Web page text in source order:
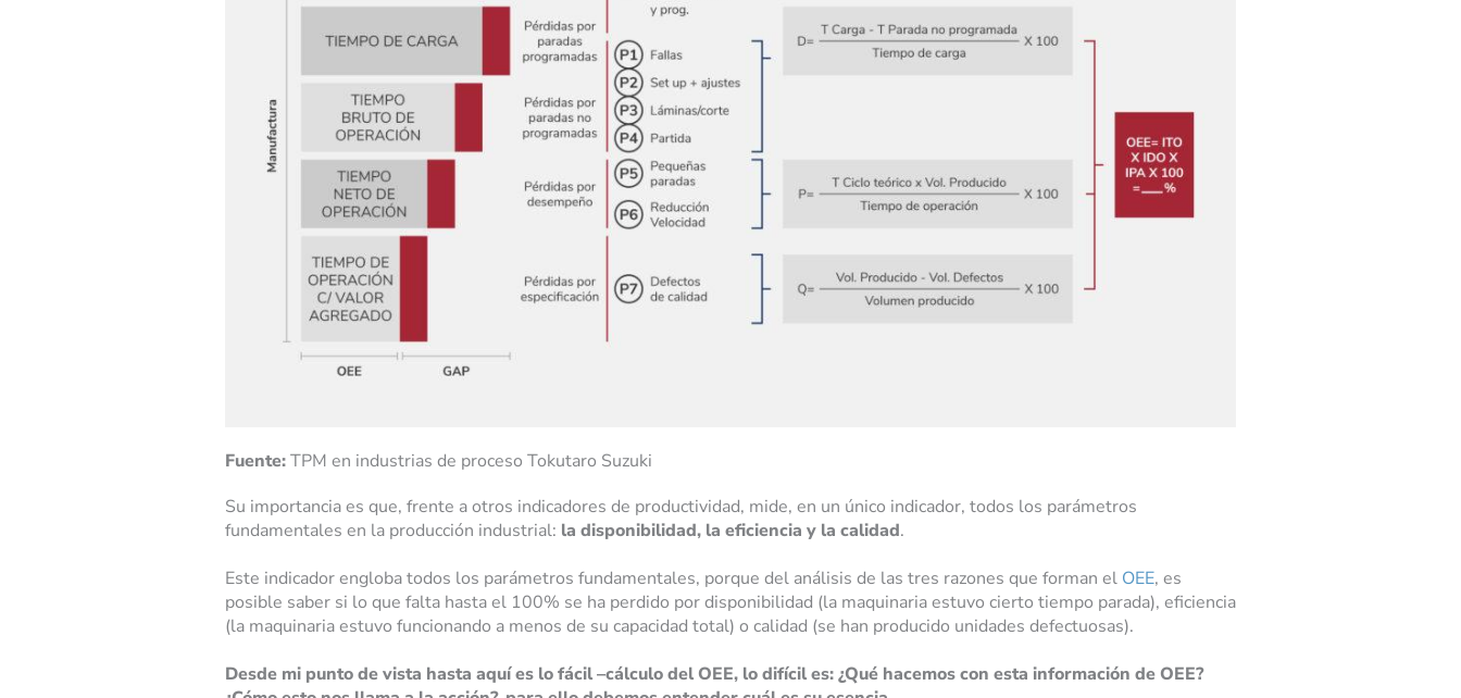
Fuente:TPM en industrias de proceso Tokutaro Suzuki
Su importancia es que, frente a otros indicadores de productividad, mide, en un único indicador, todos los parámetros
fundamentales en la producción industrial: la disponibilidad, la eficiencia y la calidad.
Este indicador engloba todos los parámetros fundamentales, porque del análisis de las tres razones que forman el OEE, es
posible saber si lo que falta hasta el 100% se ha perdido por disponibilidad (la maquinaria estuvo cierto tiempo parada), eficiencia
(la maquinaria estuvo funcionando a menos de su capacidad total) o calidad (se han producido unidades defectuosas).
Desde mi punto de vista hasta aquí es lo fácil –cálculo del OEE, lo difícil es: ¿Qué hacemos con esta información de OEE?